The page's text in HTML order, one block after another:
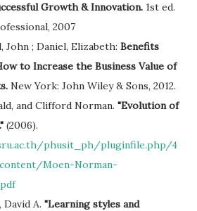
Growth & Innovation. 1st ed.
2007
; Daniel, Elizabeth: Benefits
to Increase the Business Value of
New York: John Wiley & Sons, 2012.
and Clifford Norman. "Evolution of
(2006).
phusit_ph/pluginfile.php/4
Moen-Norman-
A. "Learning styles and